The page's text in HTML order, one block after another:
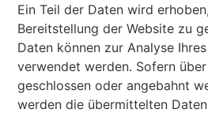
Ein Teil der Daten wird
Bereitstellung der Website zu
Daten können zur Analyse
verwendet werden. Sofern
geschlossen oder angebahnt
werden die übermittelten